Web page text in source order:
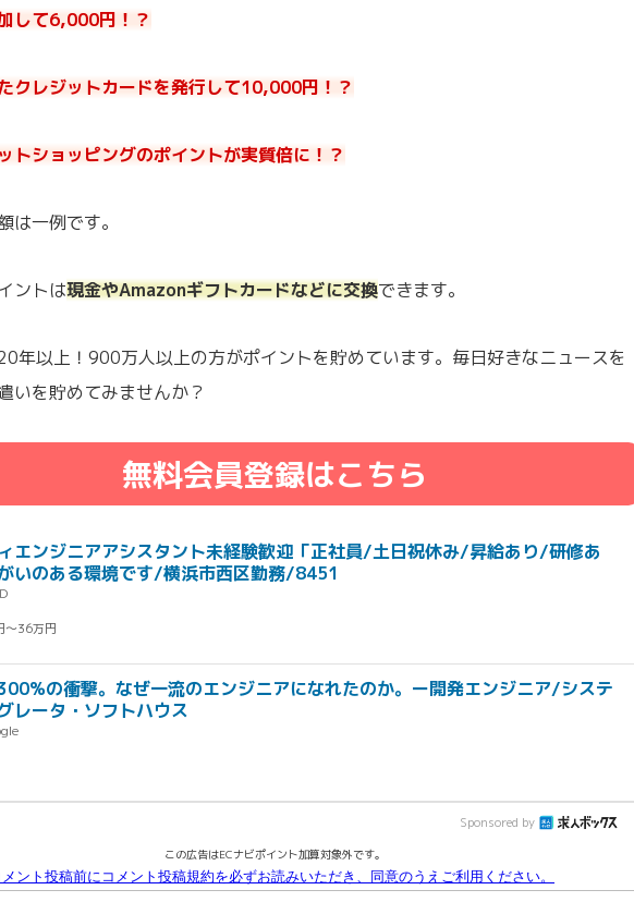
して6,000円！？
クレジットカードを発行して10,000円！？
トショッピングのポイントが実質倍に！？
一例です。
ントは現金やAmazonギフトカードなどに交換できます。
年以上！900万人以上の方がポイントを貯めています。毎日好きなニュースを
いを貯めてみませんか？
無料会員登録はこちら
エンジニアアシスタント未経験歓迎「正社員/土日祝休み/昇給あり/研修あ
いのある環境です/横浜市西区勤務/8451
～36万円
の衝撃。なぜ一流のエンジニアになれたのか。ー開発エンジニア/システ
レータ・ソフトハウス
Sponsored by
この広告はECナビポイント加算対象外です。